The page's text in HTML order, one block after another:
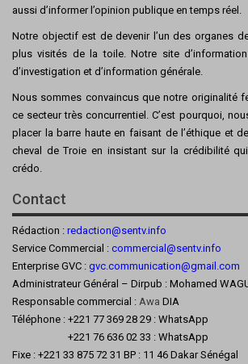
aussi d’informer l’opinion publique en temps réel.
Notre objectif est de devenir l’un des organes
plus visités de la toile. Notre site
d’investigation et d’information générale.
Nous sommes convaincus que notre originalité
ce secteur très concurrentiel. C’est pourquoi,
placer la barre haute en faisant de l’éthique et
cheval de Troie en insistant sur la crédibilité
crédo.
Contact
Rédaction : redaction@sentv.info
Service Commercial : commercial@sentv.info
Enterprise GVC : gvc.communication@gmail.com
Administrateur Général – Dirpub : Mohamed
Responsable commercial : Awa DIA
Téléphone : +221 77 369 28 29 : WhatsApp
+221 76 636 02 33 : WhatsApp
Fixe : +221 33 875 72 31 BP : 11 46 Dakar Sénégal